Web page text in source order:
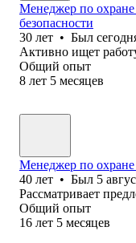
Менеджер по
безопасности
30 лет • Был
Активно ищет
Общий опыт
8 лет 5 месяцев
Менеджер по охране
40 лет • Был 5
Рассматривает
Общий опыт
16 лет 5 месяцев